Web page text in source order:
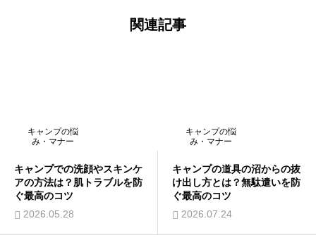
関連記事
キャンプの悩
み・マナー
キャンプでの洗顔やスキンケ
アの方法は？肌トラブルを防
ぐ最高のコツ
2026.05.28
キャンプの悩
み・マナー
キャンプの道具の沼からの抜
け出し方とは？無駄遣いを防
ぐ最高のコツ
2026.07.24